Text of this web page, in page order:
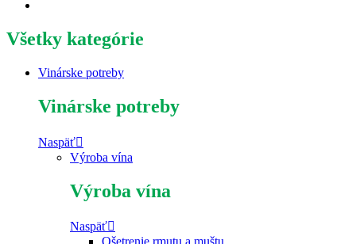
Všetky kategórie
Vinárske potreby
Vinárske potreby
Naspäť
Výroba vína
Výroba vína
Naspäť